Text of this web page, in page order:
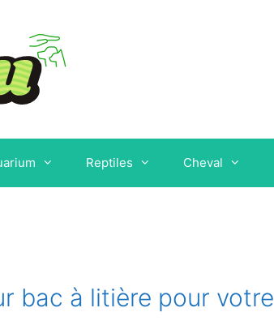
Reptiles Cheval
bac à litière pour votre